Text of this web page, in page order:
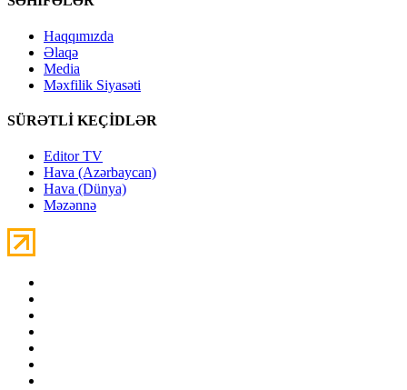
Haqqımızda
Əlaqə
Media
Məxfilik Siyasəti
SÜRƏTLİ KEÇİDLƏR
Editor TV
Hava (Azərbaycan)
Hava (Dünya)
Məzənnə